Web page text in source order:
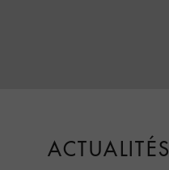
ACTUALITÉS